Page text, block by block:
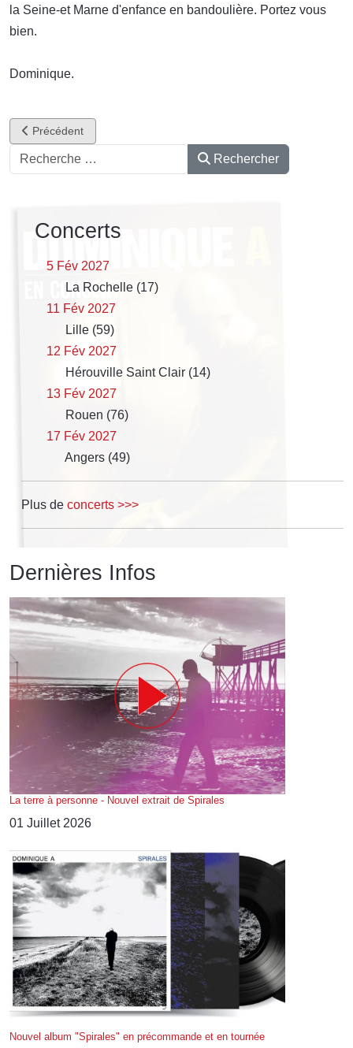
la Seine-et Marne d'enfance en bandoulière. Portez vous
bien.
Dominique.
Article précédent : D'après lectures
Précédent
Rechercher Rechercher
Concerts
5 Fév 2027
La Rochelle (17)
11 Fév 2027
Lille (59)
12 Fév 2027
Hérouville Saint Clair (14)
13 Fév 2027
Rouen (76)
17 Fév 2027
Angers (49)
Plus de concerts >>>
Dernières Infos
La terre à personne - Nouvel extrait de Spirales
01 Juillet 2026
Nouvel album "Spirales" en précommande et en tournée